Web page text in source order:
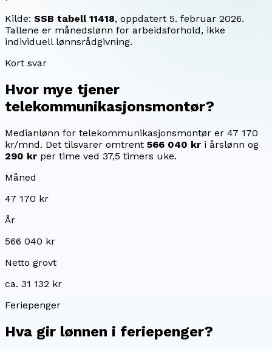
Kilde: SSB tabell 11418, oppdatert 5. februar 2026.
Tallene er månedslønn for arbeidsforhold, ikke
individuell lønnsrådgivning.
Kort svar
Hvor mye tjener
telekommunikasjonsmontør?
Medianlønn for telekommunikasjonsmontør er 47 170
kr/mnd. Det tilsvarer omtrent 566 040 kr i årslønn og
290 kr per time ved 37,5 timers uke.
Måned
47 170 kr
År
566 040 kr
Netto grovt
ca. 31 132 kr
Feriepenger
Hva gir lønnen i feriepenger?